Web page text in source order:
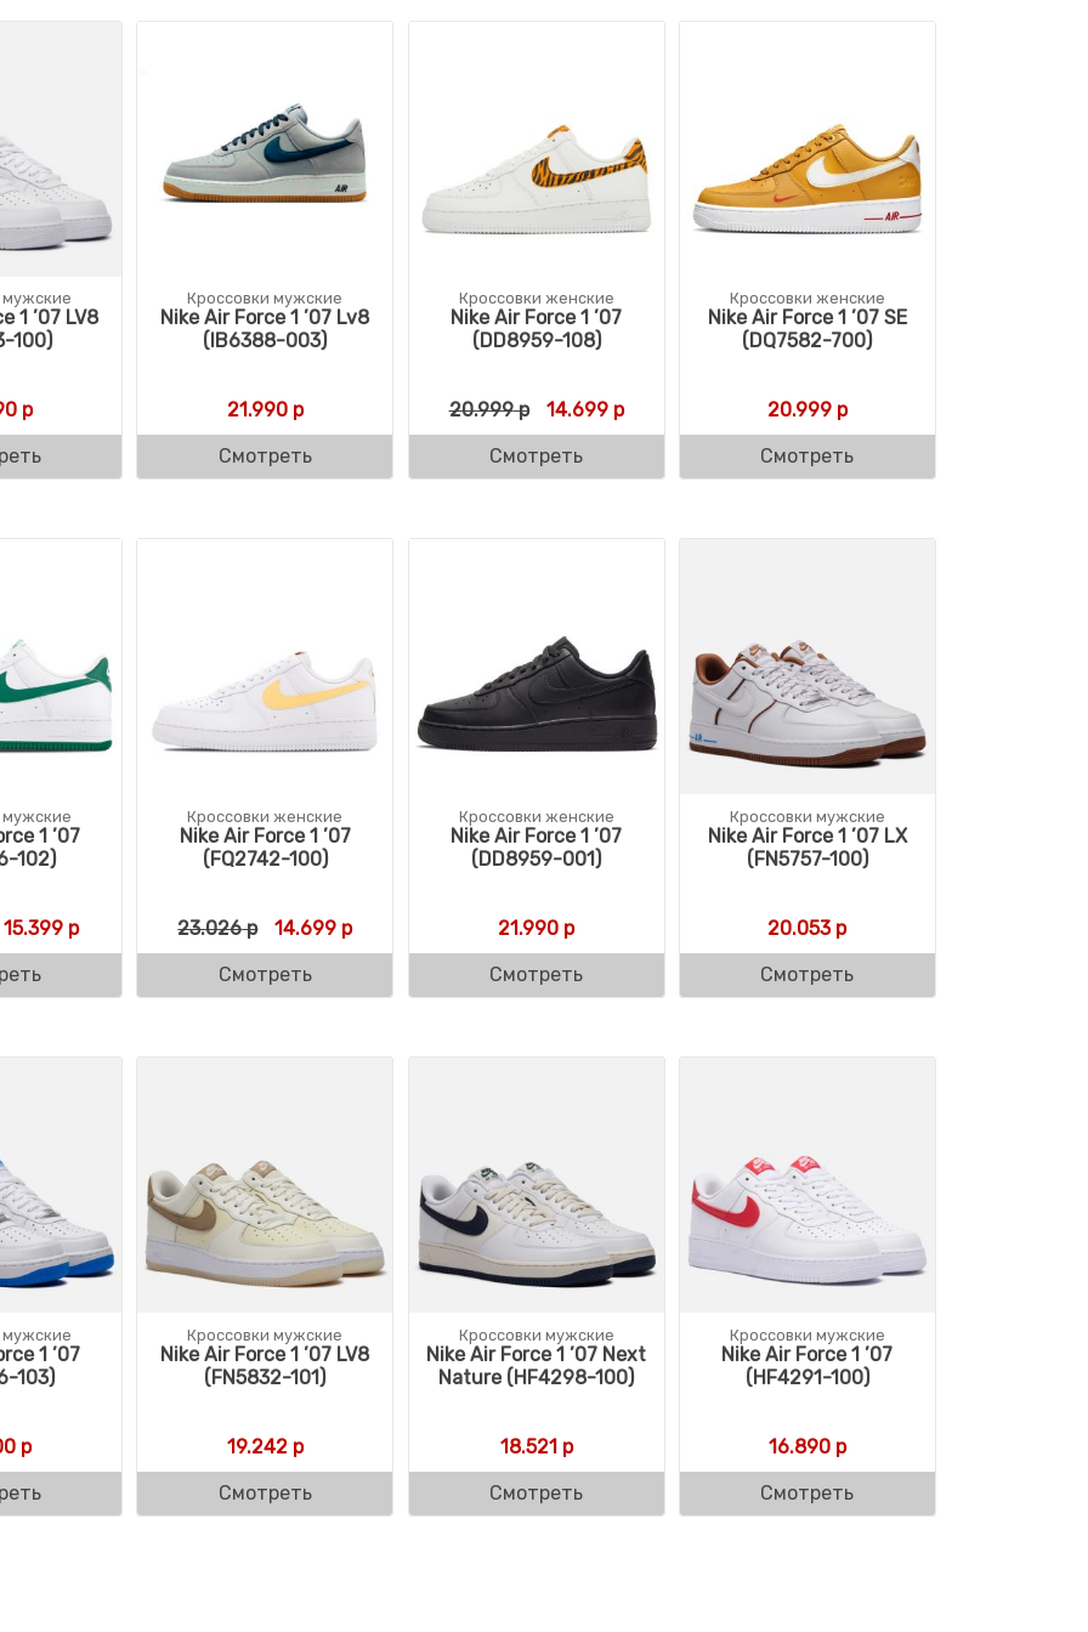
мужские
1 ’07 LV8
100)
р
Кроссовки мужские
Nike Air Force 1 ’07 Lv8
(IB6388-003)
21.990р
Смотреть
Кроссовки женские
Nike Air Force 1 ’07
(DD8959-108)
20.999р Первоначальная цена составляла 20.999 р.
14.699рТекущая цена: 14.699 р.
Смотреть
Кроссовки женские
Nike Air Force 1 ’07 SE
(DQ7582-700)
20.999р
Смотреть
мужские
1 ’07
102)
Первоначальная цена составляла 21.999 р.
15.399рТекущая цена: 15.399 р.
Кроссовки женские
Nike Air Force 1 ’07
(FQ2742-100)
23.026р Первоначальная цена составляла 23.026 р.
14.699 рТекущая цена: 14.699 р.
Смотреть
Кроссовки женские
Nike Air Force 1 ’07
(DD8959-001)
21.990 р
Смотреть
Кроссовки мужские
Nike Air Force 1 ’07 LX
(FN5757-100)
20.053р
Смотреть
мужские
1 ’07
103)
р
Кроссовки мужские
Nike Air Force 1 ’07 LV8
(FN5832-101)
19.242р
Смотреть
Кроссовки мужские
Nike Air Force 1 ’07 Next
Nature (HF4298-100)
18.521р
Смотреть
Кроссовки мужские
Nike Air Force 1 ’07
(HF4291-100)
16.890р
Смотреть